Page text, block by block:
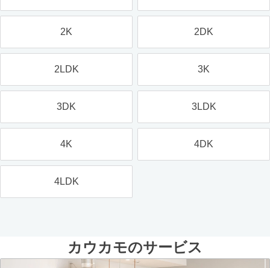
2K 2DK
2LDK 3K
3DK 3LDK
4K 4DK
4LDK
カウカモのサービス